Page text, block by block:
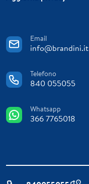
Email
info@brandini.it
Telefono
840 055055
Whatsapp
366 7765018